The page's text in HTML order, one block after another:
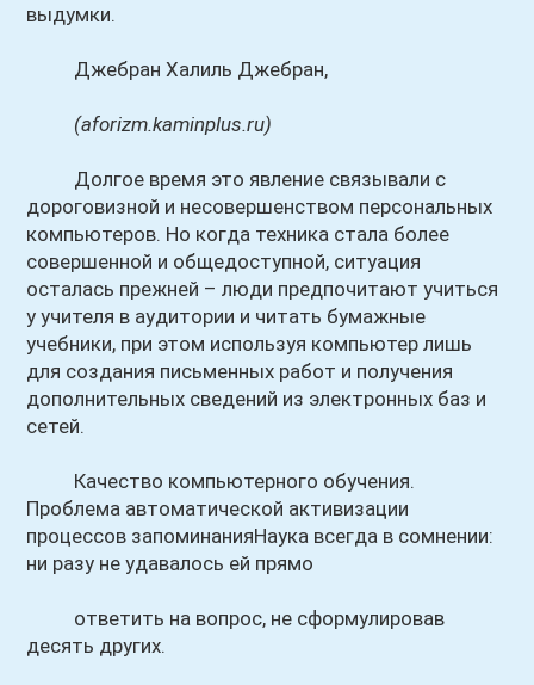
выдумки.
Джебран Халиль Джебран,
(aforizm.kaminplus.ru)
Долгое время это явление связывали с
дороговизной и несовершенством персональных
компьютеров. Но когда техника стала более
совершенной и общедоступной, ситуация
осталась прежней – люди предпочитают учиться
у учителя в аудитории и читать бумажные
учебники, при этом используя компьютер лишь
для создания письменных работ и получения
дополнительных сведений из электронных баз и
сетей.
Качество компьютерного обучения.
Проблема автоматической активизации
процессов запоминанияНаука всегда в сомнении:
ни разу не удавалось ей прямо
ответить на вопрос, не сформулировав
десять других.